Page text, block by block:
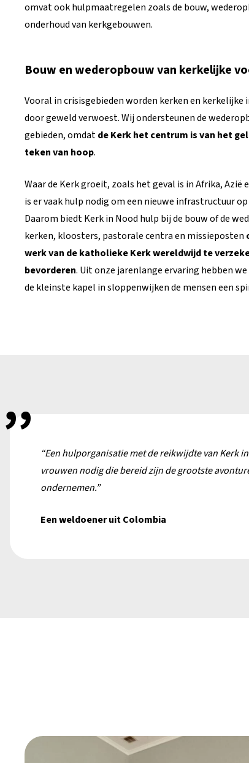
omvat ook hulpmaatregelen zoals de bouw,
onderhoud van kerkgebouwen.
Bouw en wederopbouw van kerkelijke
Vooral in crisisgebieden worden kerken en kerkelijke
door geweld verwoest. Wij ondersteunen de
gebieden, omdatde Kerk het centrum is van het
teken van hoop.
Waar de Kerk groeit, zoals het geval is in Afrika, Azië
is er vaak hulp nodig om een nieuwe infrastructuur
Daarom biedt Kerk in Nood hulp bij de bouw of de
kerken, kloosters, pastorale centra en missieposten
werk van de katholieke Kerk wereldwijd te
bevorderen. Uit onze jarenlange ervaring hebben
de kleinste kapel in sloppenwijken de mensen een
“Een hulporganisatie met de reikwijdte van Kerk
vrouwen nodig die bereid zijn de grootste
ondernemen.”
Een weldoener uit Colombia